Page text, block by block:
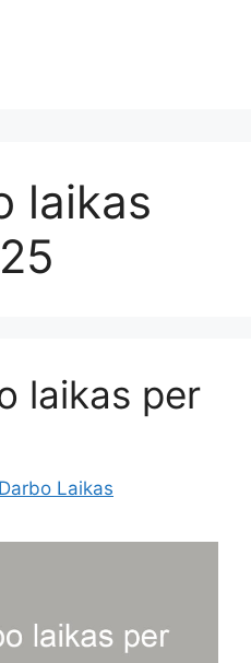
laikas
laikas per
Darbo Laikas